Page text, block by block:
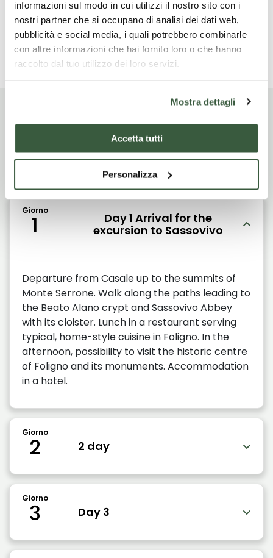
informazioni sul modo in cui utilizzi il nostro sito con i
nostri partner che si occupano di analisi dei dati web,
pubblicità e social media, i quali potrebbero combinarle
con altre informazioni che hai fornito loro o che hanno
raccolto dal tuo utilizzo dei loro servizi.
Mostra dettagli
Accetta tutti
Personalizza
sentiero. Pranzo in ristorante. Fine dei nostri servizi
Read more
Itinerario di viaggio
Giorno
1
Day 1 Arrival for the
excursion to Sassovivo
Departure from Casale up to the summits of
Monte Serrone. Walk along the paths leading to
the Beato Alano crypt and Sassovivo Abbey
with its cloister. Lunch in a restaurant serving
typical, home-style cuisine in Foligno. In the
afternoon, possibility to visit the historic centre
of Foligno and its monuments. Accommodation
in a hotel.
Giorno
2 2 day
Giorno
3 Day 3